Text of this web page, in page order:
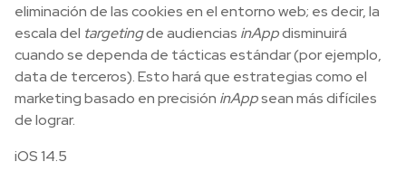
eliminación de las cookies en el entorno web; es decir, la
escala del targetingde audiencias inAppdisminuirá
cuando se dependa de tácticas estándar (por ejemplo,
data de terceros). Esto hará que estrategias como el
marketing basado en precisión inAppsean más difíciles
de lograr.
iOS 14.5